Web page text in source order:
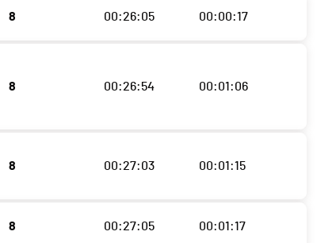
8 00:26:05 00:00:17
8 00:26:54 00:01:06
8 00:27:03 00:01:15
8 00:27:05 00:01:17